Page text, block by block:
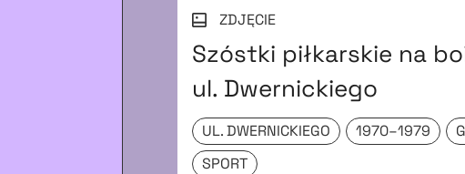
ZDJĘCIE
Szóstki piłkarskie na
ul. Dwernickiego
UL. DWERNICKIEGO 1970–1979
SPORT